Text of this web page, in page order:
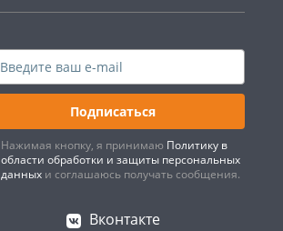
Подписаться
Нажимая кнопку, я принимаю Политику в
области обработки и защиты персональных
данных и соглашаюсь получать сообщения.
Вконтакте